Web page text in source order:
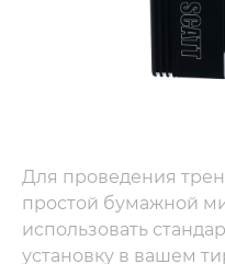
Для проведения
простой бумажной
иcпользовать
установку в вашем